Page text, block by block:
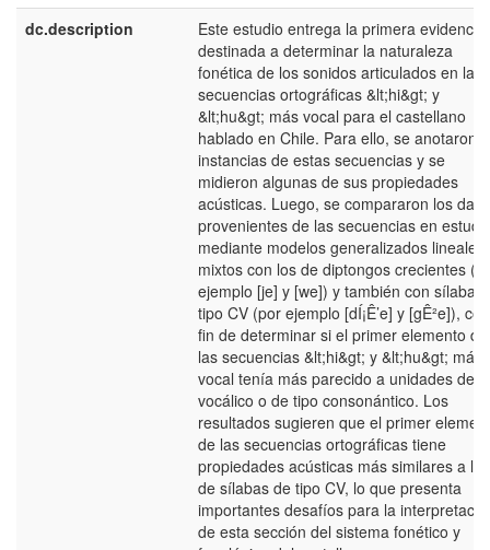
dc.description
Este estudio entrega la primera evidencia
destinada a determinar la naturaleza
fonética de los sonidos articulados en las
secuencias ortográficas &lt;hi&gt; y
&lt;hu&gt; más vocal para el castellano
hablado en Chile. Para ello, se anotaron
instancias de estas secuencias y se
midieron algunas de sus propiedades
acústicas. Luego, se compararon los
provenientes de las secuencias en
mediante modelos generalizados lineales
mixtos con los de diptongos crecientes
ejemplo [je] y [we]) y también con sí­labas
tipo CV (por ejemplo [dÍ¡Ê’e] y [gÊ²e]),
fin de determinar si el primer elemento de
las secuencias &lt;hi&gt; y &lt;hu&gt; más
vocal tení­a más parecido a unidades de
vocálico o de tipo consonántico. Los
resultados sugieren que el primer
de las secuencias ortográficas tiene
propiedades acústicas más similares a las
de sí­labas de tipo CV, lo que presenta
importantes desafí­os para la
de esta sección del sistema fonético y